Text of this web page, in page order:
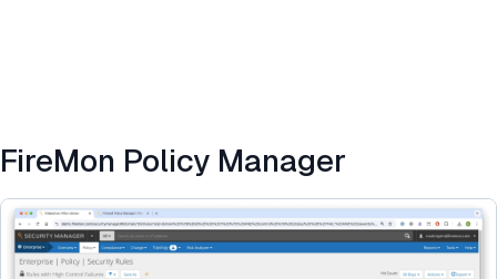
FireMon Policy Manager